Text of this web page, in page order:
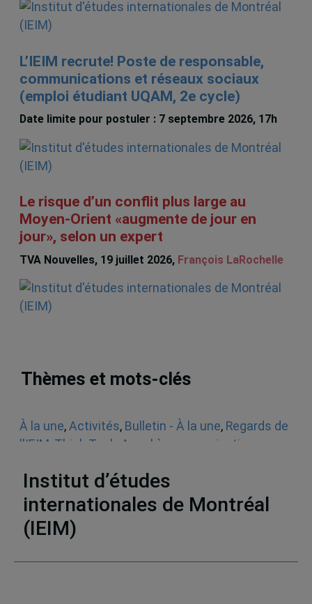
L’IEIM recrute! Poste de responsable,
communications et réseaux sociaux
(emploi étudiant UQAM, 2e cycle)
Date limite pour postuler : 7 septembre 2026, 17h
Le risque d’un conflit plus large au
Moyen-Orient «augmente de jour en
jour», selon un expert
TVA Nouvelles, 19 juillet 2026, François LaRochelle
Thèmes et mots-clés
À la une, Activités, Bulletin - À la une, Regards de
l'IEIM Think Tank Appel à communications
Institut d’études
internationales de Montréal
(IEIM)